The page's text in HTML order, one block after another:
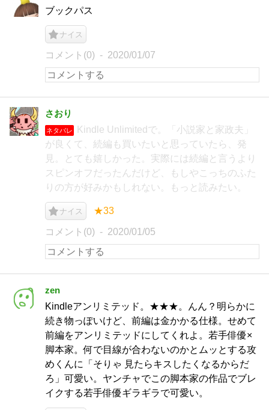
ブックパス
ナイス
コメント(0) 2020/01/07
さおり
ネタバレ
Kindle Unlimitedで。「小説家と家政夫」
が良くて、続編も買いたいと思っていたら、発
見。とても嬉しかった。実際には続編と言うより
スピンオフだったんだけど、もしやこっちのふた
りの方が好みかもしれない。もっと読みたい。
ナイス ★33
コメント(0) 2020/01/05
zen
Kindleアンリミテッド。★★★。んん？明らかに
続き物っぽいけど、前編は金かかる仕様。せめて
前編をアンリミテッドにしてくれよ。若手俳優×
脚本家。何で目線が合わないのかとムッとする攻
めくんに「そりゃ 見たらキスしたくなるからだ
ろ」可愛い。ヤンチャでこの脚本家の作品でブレ
イクする若手俳優ギラギラで可愛い。